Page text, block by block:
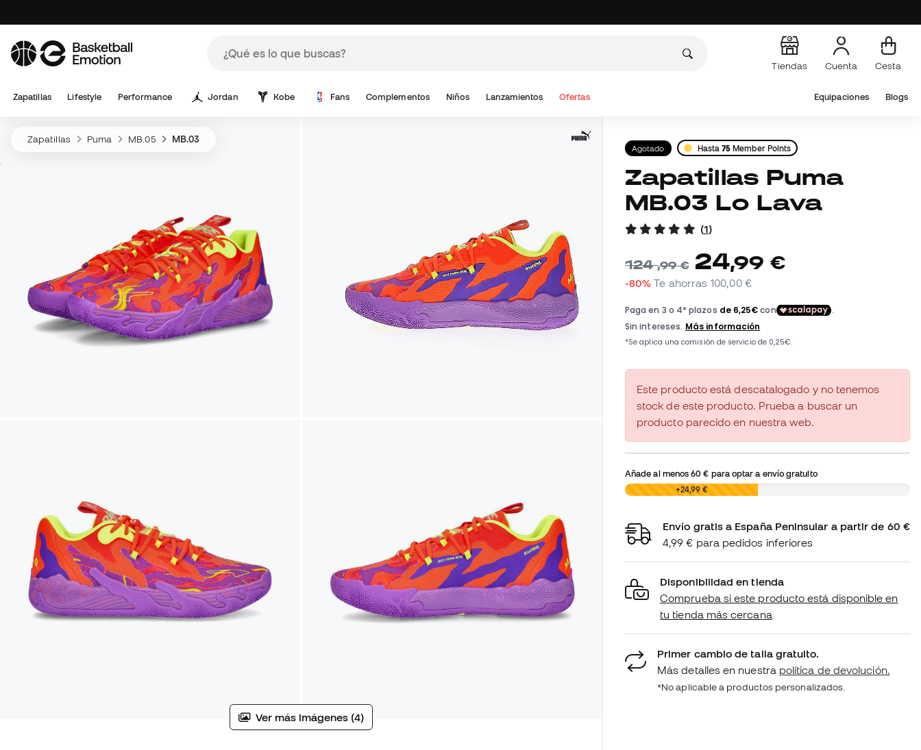
Tiendas Cuenta Cesta
Zapatillas Lifestyle Performance Jordan Kobe Fans Complementos Niños Lanzamientos Ofertas Equipaciones Blogs
Zapatillas Puma MB.05 MB.03
Ver más imágenes (4)
Agotado Hasta75 Member Points
Zapatillas Puma
MB.03 Lo Lava
(1)
124,99 € 24,99 €
-80% Te ahorras100,00 €
Este producto está descatalogado y no tenemos
stock de este producto. Prueba a buscar un
producto parecido en nuestra web.
Añade al menos60 € para optar a envío gratuito
0,00 € +24,99 €
Envío gratis a España Peninsular a partir de 60 €
4,99 € para pedidos inferiores
Disponibilidad en tienda
Comprueba si este producto está disponible en
tu tienda más cercana
Primer cambio de talla gratuito.
Más detalles en nuestra política de devolución.
*No aplicable a productos personalizados.